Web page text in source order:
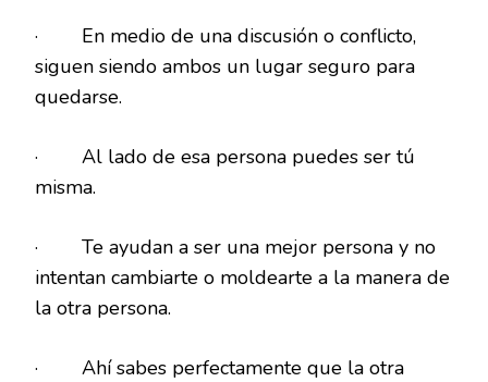
· En medio de una discusión o conflicto,
siguen siendo ambos un lugar seguro para
quedarse.
· Al lado de esa persona puedes ser tú
misma.
· Te ayudan a ser una mejor persona y no
intentan cambiarte o moldearte a la manera de
la otra persona.
· Ahí sabes perfectamente que la otra